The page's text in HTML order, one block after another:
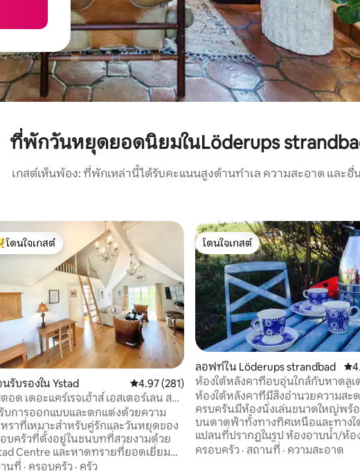
ที่พักวันหยุดยอดนิยมในLöderups
เกสต์เห็นพ้อง: ที่พักเหล่านี้ได้รับคะแนนสูงด้านทำเล ความสะอาด และอื่
าก 5, 279 รีวิว
ดนใจเกสต์ที่สุด
โดนใจเกสต์
นรับรองใน Ystad คะแนนเฉลี่ย 4.97 จาก 5, 281 รีวิว
4.97 (281)
อด เดอะแคร์เรจเฮ้าส์ เอสเตอร์เลน ส
นบการออกแบบและตกแต่งด้วยความ
ราที่เหมาะสำหรับคู่รักและวันหยุดของ
บครัวที่ตั้งอยู่ในชนบทที่สวยงามด้วย
Centre และหาดทรายที่ยอดเยี่ยมที่
างออกไปเพียง 2/3k และทางตอนใต้
นที่ · ครอบครัว · ครัว
โดนใจเกสต์
โดนใจเกสต์
ลอฟท์ใน Löderups strandbad คะ
ห้องใต้หลังคาที่อบอุ่นใกล้กับหาดลูเ
ห้องใต้หลังคาที่มีสิ่งอำนวยความสะ
ครบครันมีห้องนั่งเล่นขนาดใหญ่พร้
บนดาดฟ้าทั้งทางทิศเหนือและทางใ
แปลนที่ปรากฏในรูป ห้องอาบน้ำ/ห้อ
สะอาดห้องครัวพร้อมเตาอบและเตา
ครอบครัว · สถานที่ · ความสะอาด